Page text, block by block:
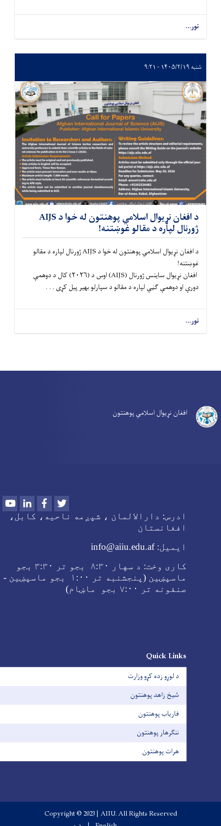
نور...
شنبه ۱۴۰۵/۲/۱۹ - ۹:۲۱
د افغان نړیوال اسلامي پوهنتون له خوا د AIJS
ژورنال لپاره د مقالو غوښتنه!
د افغان نړیوال اسلامي پوهنتون له خوا د AIJS ژورنال لپاره د مقالو
غوښتنه!
افغان نړیوال ساینس ژورنال (AIJS) اوس د (۲۰۲۶) کال د دوهمې
دورې او دوهمې ګڼې لپاره د مقالو د سپارلو بهیر پیل کړی . . .
نور...
افغان نړیوال اسلامي پوهنتون
YoutubeLinkedInFacebook
ادرس: دارالالمان ، شپږمه ناحیه، کابل،
افغانستان
ایمیل: info@aiiu.edu.af
کاری وخت: د سهار ۸:۳۰ بجو تر
۳:۳۰ بجو
ماسپښین (پنجشنبه تر ۱:۰۰ بجو ماسپښین -
صنفونه تر
۷:۰۰ بجو ماښام )
Quick Links
د لوړو زده کړو وزارت
شیخ زاهد پوهنتون
فاریاب پوهنتون
ننګرهار پوهنتون
هرات پوهنتون
Copyright © 2023 | AIIU. All Rights Reserved